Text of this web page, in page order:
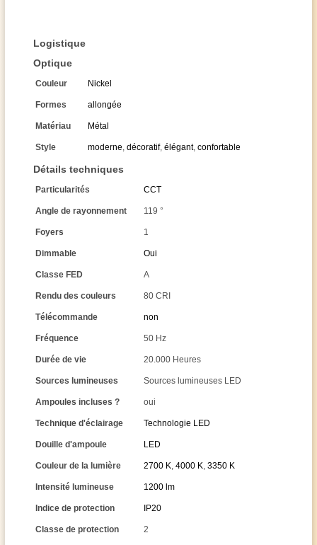
Logistique
Optique
Couleur Nickel
Formes allongée
Matériau Métal
Style moderne, décoratif, élégant, confortable
Détails techniques
Particularités CCT
Angle de rayonnement 119 °
Foyers 1
Dimmable Oui
Classe FED A
Rendu des couleurs 80 CRI
Télécommande non
Fréquence 50 Hz
Durée de vie 20.000 Heures
Sources lumineuses Sources lumineuses LED
Ampoules incluses ? oui
Technique d'éclairage Technologie LED
Douille d'ampoule LED
Couleur de la lumière 2700 K, 4000 K, 3350 K
Intensité lumineuse 1200 lm
Indice de protection IP20
Classe de protection 2